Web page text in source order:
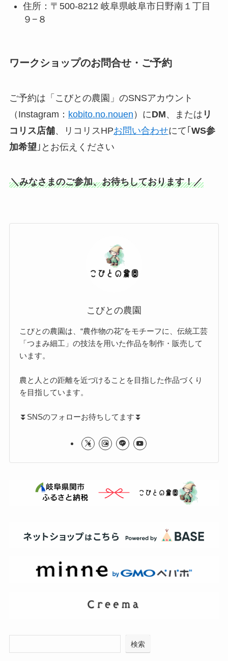
住所：〒500-8212 岐阜県岐阜市日野南１丁目
９−８
ワークショップのお問合せ・ご予約
ご予約は「こびとの農園」のSNSアカウント
（Instagram： kobito.no.nouen ）にDM、または リ
コリス店舗、リコリスHPお問い合わせにて｢ WS参
加希望｣とお伝えください
＼みなさまのご参加、お待ちしております！／
こびとの農園
こびとの農園は、“農作物の花”をモチーフに、伝統工芸
「つまみ細工」の技法を用いた作品を制作・販売して
います。
農と人との距離を近づけることを目指した作品づくり
を目指しています。
⏬️SNSのフォローお待ちしてます⏬️
検索